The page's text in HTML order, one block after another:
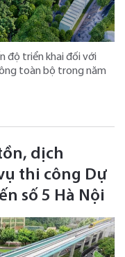
độ triển khai đối với
toàn bộ trong năm
dịch
thi công Dự
số 5 Hà Nội